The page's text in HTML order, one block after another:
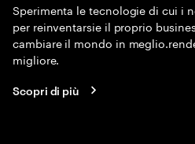
Sperimenta le tecnologie di cui i
per reinventarsie il proprio
cambiare il mondo in
migliore.
Scopri di più